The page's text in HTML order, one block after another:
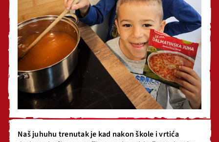
Naš juhuhu trenutak je kad nakon škole i vrtića